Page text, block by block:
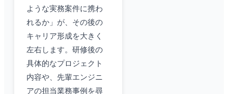
ような実務案件に携わ
れるか」が、その後の
キャリア形成を大きく
左右します。研修後の
具体的なプロジェクト
内容や、先輩エンジニ
アの担当業務事例を尋